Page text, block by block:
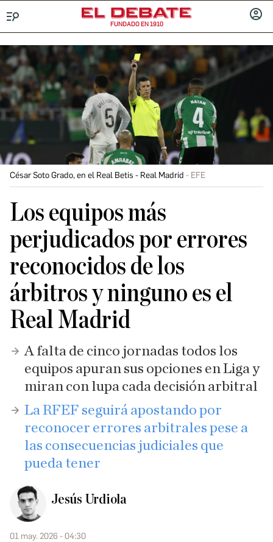
FUNDADO EN 1910
César Soto Grado, en el Real Betis - Real Madrid EFE
Los equipos más
perjudicados por errores
reconocidos de los
árbitros y ninguno es el
Real Madrid
A falta de cinco jornadas todos los
equipos apuran sus opciones en Liga y
miran con lupa cada decisión arbitral
La RFEF seguirá apostando por
reconocer errores arbitrales pese a
las consecuencias judiciales que
pueda tener
Jesús Urdiola
01 may. 2026 - 04:30